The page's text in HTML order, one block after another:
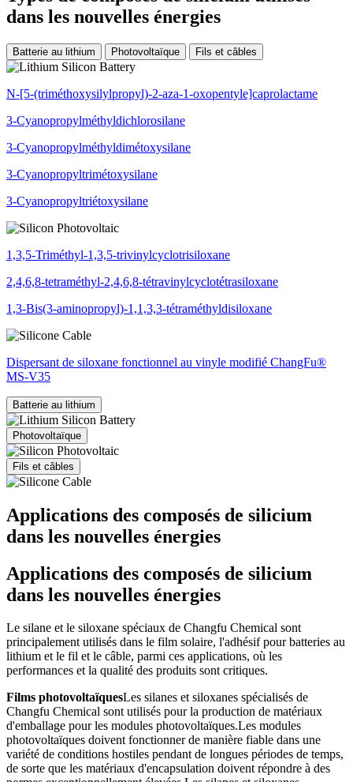
dans les nouvelles énergies
Batterie au lithium Photovoltaïque Fils et câbles
N-[5-(triméthoxysilylpropyl)-2-aza-1-oxopentyle]caprolactame
3-Cyanopropylméthyldichlorosilane
3-Cyanopropylméthyldimétoxysilane
3-Cyanopropyltrimétoxysilane
3-Cyanopropyltriétoxysilane
1,3,5-Triméthyl-1,3,5-trivinylcyclotrisiloxane
2,4,6,8-tetraméthyl-2,4,6,8-tétravinylcyclotétrasiloxane
1,3-Bis(3-aminopropyl)-1,1,3,3-tétraméthyldisiloxane
Dispersant de siloxane fonctionnel au vinyle modifié ChangFu®
MS-V35
Batterie au lithium
Photovoltaïque
Fils et câbles
Applications des composés de silicium
dans les nouvelles énergies
Applications des composés de silicium
dans les nouvelles énergies
Le silane et le siloxane spéciaux de Changfu Chemical sont
principalement utilisés dans le film solaire, l'adhésif pour batteries au
lithium et le fil et le câble, parmi ces applications, où les
performances et la qualité des produits sont critiques.
Films photovoltaïquesLes silanes et siloxanes spécialisés de
Changfu Chemical sont utilisés pour la production de matériaux
d'emballage pour les modules photovoltaïques.Les modules
photovoltaïques doivent fonctionner de manière fiable dans une
variété de conditions hostiles pendant de longues périodes de temps,
de sorte que les matériaux d'encapsulation doivent répondre à des